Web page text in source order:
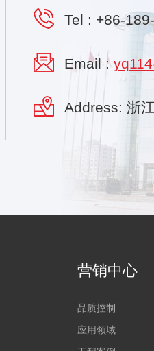
Tel : +86-
Email :
Address: 浙
营销中心
品质控制
应用领域